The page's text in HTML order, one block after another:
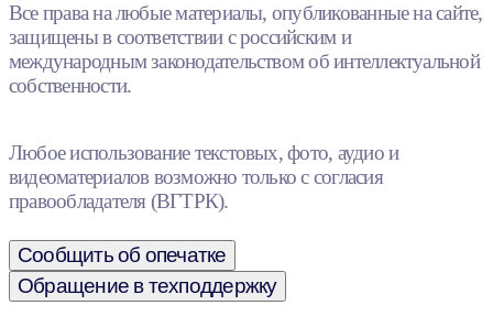
Все права на любые материалы, опубликованные на сайте,
защищены в соответствии с российским и
международным законодательством об интеллектуальной
собственности.
Любое использование текстовых, фото, аудио и
видеоматериалов возможно только с согласия
правообладателя (ВГТРК).
Сообщить об опечатке
Обращение в техподдержку